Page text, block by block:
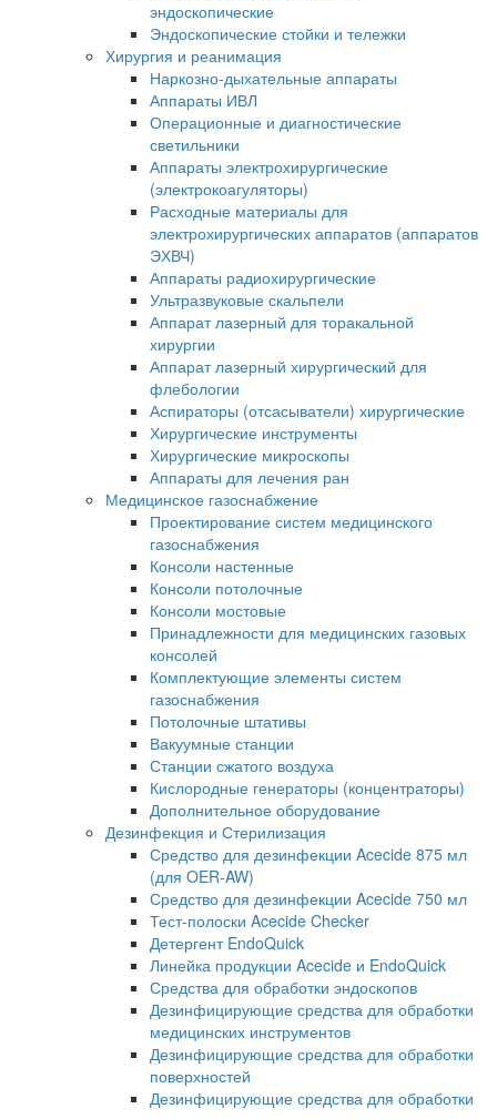
эндоскопические
Эндоскопические стойки и тележки
Хирургия и реанимация
Наркозно-дыхательные аппараты
Аппараты ИВЛ
Операционные и диагностические
светильники
Аппараты электрохирургические
(электрокоагуляторы)
Расходные материалы для
электрохирургических аппаратов (аппаратов
ЭХВЧ)
Аппараты радиохирургические
Ультразвуковые скальпели
Аппарат лазерный для торакальной
хирургии
Аппарат лазерный хирургический для
флебологии
Аспираторы (отсасыватели) хирургические
Хирургические инструменты
Хирургические микроскопы
Аппараты для лечения ран
Медицинское газоснабжение
Проектирование систем медицинского
газоснабжения
Консоли настенные
Консоли потолочные
Консоли мостовые
Принадлежности для медицинских газовых
консолей
Комплектующие элементы систем
газоснабжения
Потолочные штативы
Вакуумные станции
Станции сжатого воздуха
Кислородные генераторы (концентраторы)
Дополнительное оборудование
Дезинфекция и Стерилизация
Средство для дезинфекции Acecide 875 мл
(для OER-AW)
Средство для дезинфекции Acecide 750 мл
Тест-полоски Acecide Checker
Детергент EndoQuick
Линейка продукции Acecide и EndoQuick
Средства для обработки эндоскопов
Дезинфицирующие средства для обработки
медицинских инструментов
Дезинфицирующие средства для обработки
поверхностей
Дезинфицирующие средства для обработки